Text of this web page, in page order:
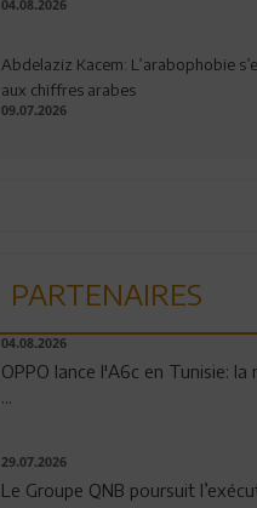
04.08.2026
Abdelaziz Kacem: L’arabophobie
aux chiffres arabes
09.07.2026
PARTENAIRES
04.08.2026
OPPO lance l'A6c en Tunisie: la
...
29.07.2026
Le Groupe QNB poursuit